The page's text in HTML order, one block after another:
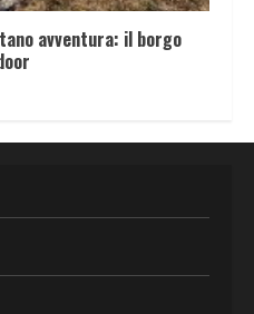
avventura: il borgo